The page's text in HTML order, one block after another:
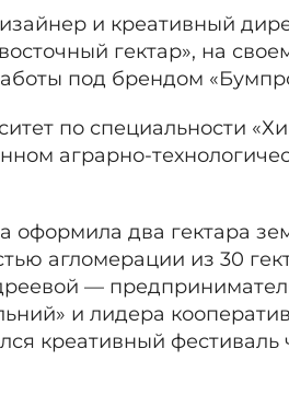
и креативный
гектар», на
под брендом
по специальности
аграрно-
оформила два гектара
агломерации из 30
—
и лидера
креативный фестиваль